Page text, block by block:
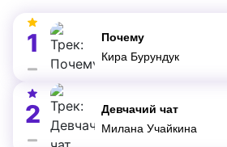
1
Почему
Кира Бурундук
2
Девчачий чат
Милана Учайкина